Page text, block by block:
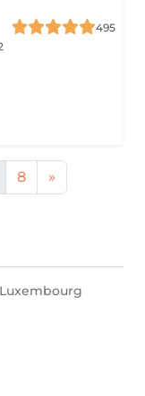
495
8 »
Luxembourg